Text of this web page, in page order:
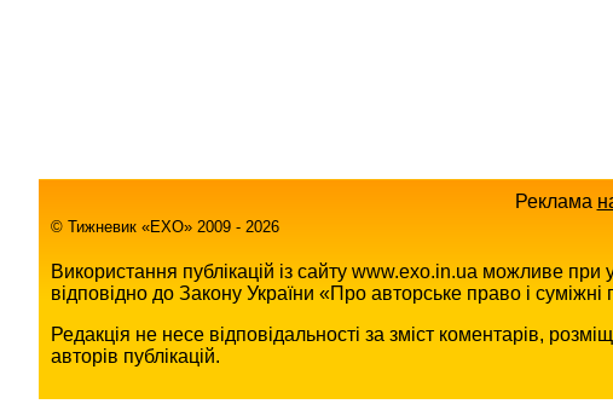
Реклама
© Тижневик «EХO» 2009 - 2026
Використання публікацій із сайту www.exo.in.ua можливе
відповідно до Закону України «Про авторське право і суміжні
Редакція не несе відповідальності за зміст коментарів,
авторів публікацій.